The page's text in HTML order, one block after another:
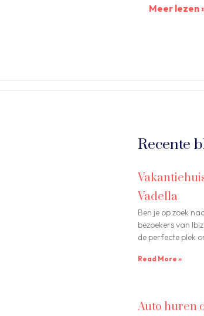
Meer lezen
Recente
Vadella
Ben je op zoek
bezoekers van
de perfecte plek
Read More »
Auto huren